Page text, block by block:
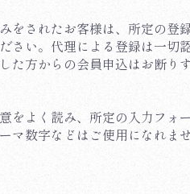
をされたお客様は、所定の
さい。代理による登録は一
た方からの会員申込はお断り
をよく読み、所定の入力フ
マ数字などはご使用になれ